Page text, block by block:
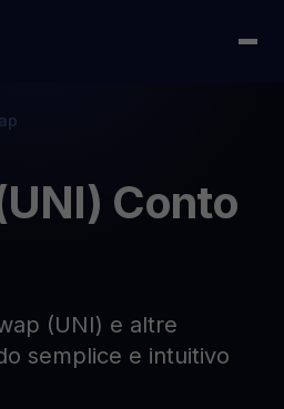
Conto
(UNI) e altre
semplice e intuitivo